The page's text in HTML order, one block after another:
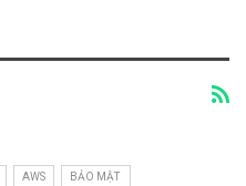
AWS BẢO MẬT